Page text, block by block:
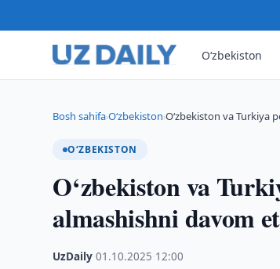
O‘zbekiston
Bosh sahifa›O‘zbekiston›O‘zbekiston va Turkiya
O‘ZBEKISTON
O‘zbekiston va
almashishni davom
UzDaily ·01.10.2025 12:00